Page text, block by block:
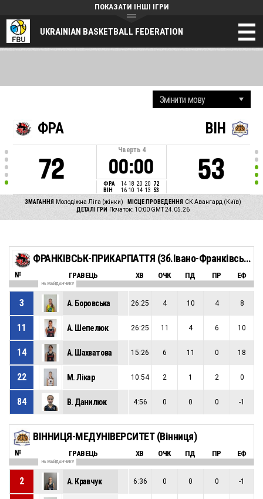
UKRAINIAN BASKETBALL FEDERATION
ПОКАЗАТИ ІНШІ ІГРИ
ФРА
72
Чверть 4
00:00
ФРА 14 18 20 20 72
ВІН
16 10 14 13 53
ВІН
53
ЗМАГАННЯ Молодіжна Ліга (жінки) МІСЦЕ ПРОВЕДЕННЯ СК Авангард (Київ)
ДЕТАЛІ ГРИ
Початок: 10:00 GMT 24.05.26
ФРАНКІВСЬК-ПРИКАРПАТТЯ (Зб.Івано-Франківської обл)
№ ГРАВЕЦЬ ХВ ОЧК ПД ПР ЕФ
НА МАЙДАНЧИКУ
3 А. Боровська 26:25 4 10 4 8
11 А. Шепелюк 26:25 11 4 6 10
14 А. Шахватова 15:26 6 11 0 18
22 М. Лікар 10:54 2 1 2 0
84 В. Данилюк 4:56 0 0 0 -1
ВІННИЦЯ-МЕДУНІВЕРСИТЕТ (Вінниця)
№ ГРАВЕЦЬ ХВ ОЧК ПД ПР ЕФ
НА МАЙДАНЧИКУ
2 А. Кравчук 6:36 0 0 0 -1